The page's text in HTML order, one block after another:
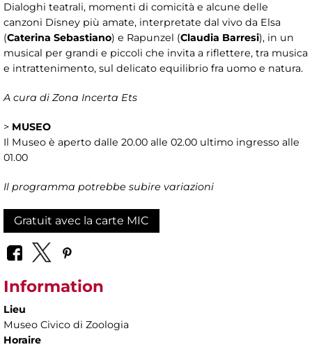
Dialoghi teatrali, momenti di comicità e alcune delle
canzoni Disney più amate, interpretate dal vivo da Elsa
(Caterina Sebastiano) e Rapunzel (Claudia Barresi), in un
musical per grandi e piccoli che invita a riflettere, tra musica
e intrattenimento, sul delicato equilibrio fra uomo e natura.
A cura di Zona Incerta Ets
> MUSEO
Il Museo è aperto dalle 20.00 alle 02.00 ultimo ingresso alle
01.00
Il programma potrebbe subire variazioni
Gratuit avec la carte MIC
Information
Lieu
Museo Civico di Zoologia
Horaire